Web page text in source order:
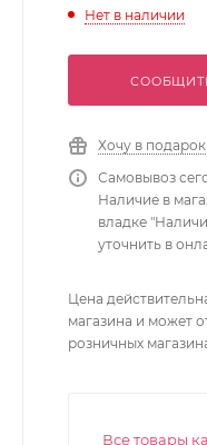
Нет в наличии
Хочу в подарок
Самовывоз
Наличие в
владке
уточнить в
Цена
магазина и может
розничных
Все товары